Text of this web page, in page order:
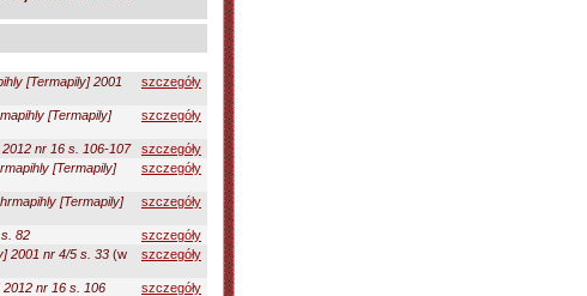
[Termapily] 2001
szczegóły
[Termapily]
szczegóły
nr 16 s. 106-107
szczegóły
[Termapily]
szczegóły
[Termapily]
szczegóły
82
szczegóły
2001 nr 4/5 s. 33 (w
szczegóły
2012 nr 16 s. 106
szczegóły